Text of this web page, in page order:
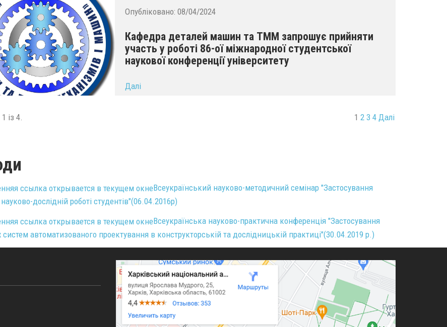
Опубліковано: 08/04/2024
Кафедра деталей машин та ТММ запрошує прийняти
участь у роботі 86-ої міжнародної студентської
наукової конференції університету
Далі
із 4. 1 2 3 4 Далі
Всеукраїнський науково-методичний семінар "Застосування
дослідній роботі студентів"(06.04.2016р)
Всеукраїнська науково-практична конференція "Застосування
систем автоматизованого проектування в конструкторській та дослідницькій практиці"(30.04.2019 р.)